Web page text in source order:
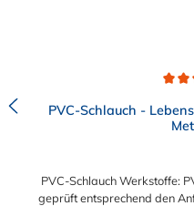
PVC-Schlauch -
PVC-Schlauch Werkstoffe: PVC glasklar, Lebensmittelqualität
geprüft entsprechend den